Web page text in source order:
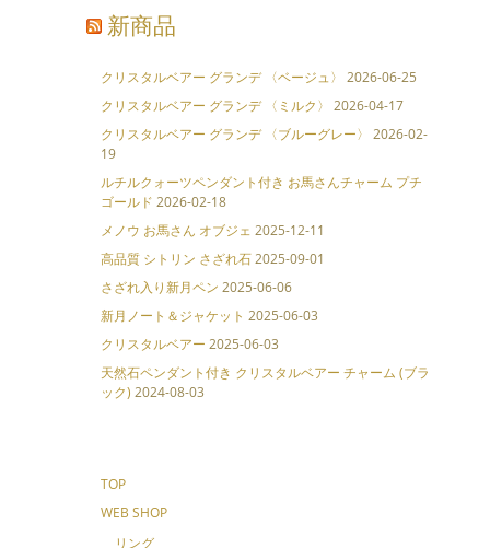
新商品
クリスタルベアー グランデ 〈ベージュ〉
2026-06-25
クリスタルベアー グランデ 〈ミルク〉
2026-04-17
クリスタルベアー グランデ 〈ブルーグレー〉
2026-02-
19
ルチルクォーツペンダント付き お馬さんチャーム プチ
ゴールド 2026-02-18
メノウ お馬さん オブジェ 2025-12-11
高品質 シトリン さざれ石 2025-09-01
さざれ入り新月ペン 2025-06-06
新月ノート＆ジャケット 2025-06-03
クリスタルベアー 2025-06-03
天然石ペンダント付き クリスタルベアー チャーム (ブラ
ック) 2024-08-03
TOP
WEB SHOP
リング